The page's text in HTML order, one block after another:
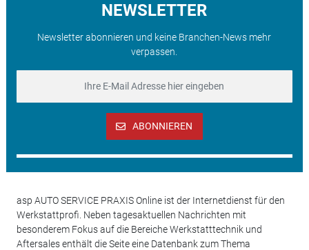
NEWSLETTER
Newsletter abonnieren und keine Branchen-News mehr
verpassen.
ABONNIEREN
asp AUTO SERVICE PRAXIS Online ist der Internetdienst für den
Werkstattprofi. Neben tagesaktuellen Nachrichten mit
besonderem Fokus auf die Bereiche Werkstatttechnik und
Aftersales enthält die Seite eine Datenbank zum Thema